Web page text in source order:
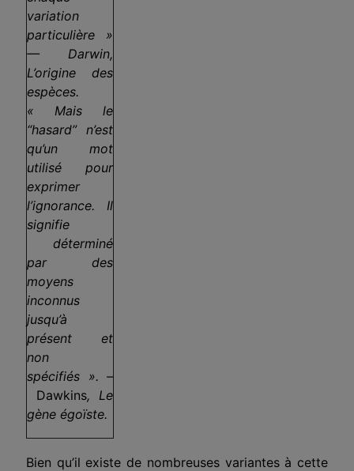
variation
particulière »
— Darwin,
L’origine des
espèces.
« Mais le
“hasard” n’est
qu’un mot
utilisé pour
exprimer
l’ignorance. Il
signifie
déterminé
par des
moyens
inconnus
jusqu’à
présent et
non
spécifiés ». –
Dawkins, Le
gène égoïste.
Bien qu’il existe de nombreuses variantes à cette